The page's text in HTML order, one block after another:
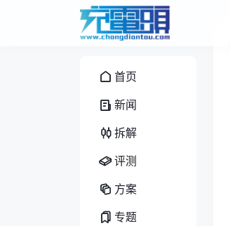
首页
新闻
拆解
评测
方案
专题